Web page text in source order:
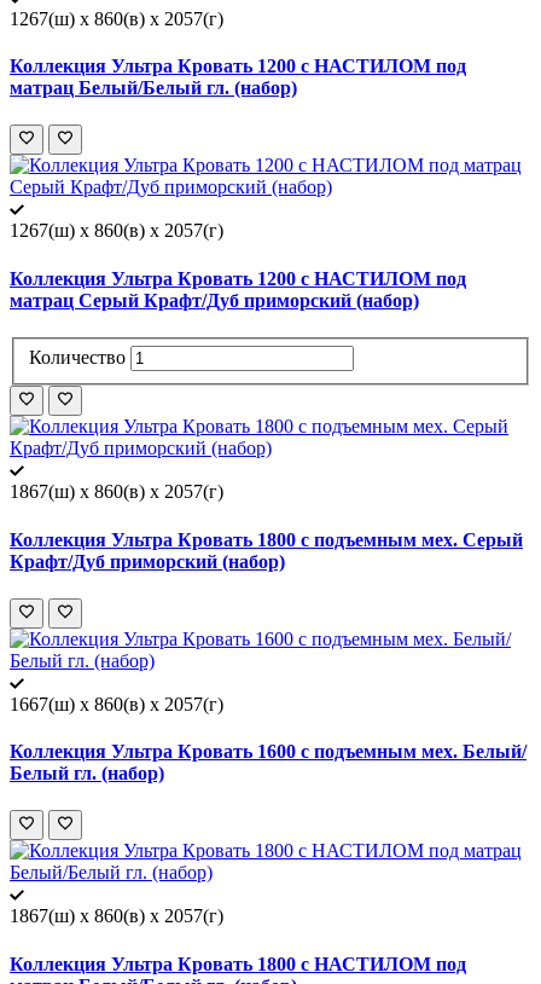
1267(ш) x 860(в) x 2057(г)
Коллекция Ультра Кровать 1200 с НАСТИЛОМ под
матрац Белый/Белый гл. (набор)
1267(ш) x 860(в) x 2057(г)
Коллекция Ультра Кровать 1200 с НАСТИЛОМ под
матрац Серый Крафт/Дуб приморский (набор)
Количество
1867(ш) x 860(в) x 2057(г)
Коллекция Ультра Кровать 1800 с подъемным мех. Серый
Крафт/Дуб приморский (набор)
1667(ш) x 860(в) x 2057(г)
Коллекция Ультра Кровать 1600 с подъемным мех. Белый/
Белый гл. (набор)
1867(ш) x 860(в) x 2057(г)
Коллекция Ультра Кровать 1800 с НАСТИЛОМ под